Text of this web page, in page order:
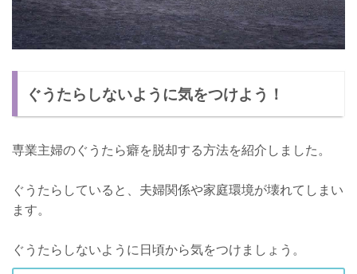
ぐうたらしないように気をつけよう！
専業主婦のぐうたら癖を脱却する方法を紹介しました。
ぐうたらしていると、夫婦関係や家庭環境が壊れてしまい
ます。
ぐうたらしないように日頃から気をつけましょう。